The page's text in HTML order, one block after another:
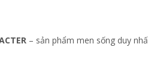
– sản phẩm men sống duy